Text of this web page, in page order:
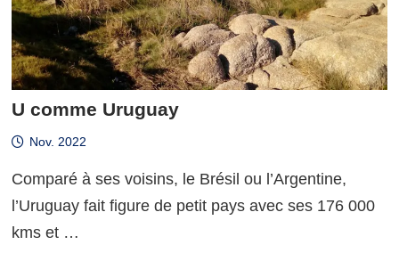
U comme Uruguay
Nov. 2022
Comparé à ses voisins, le Brésil ou l’Argentine,
l’Uruguay fait figure de petit pays avec ses 176 000
kms et …